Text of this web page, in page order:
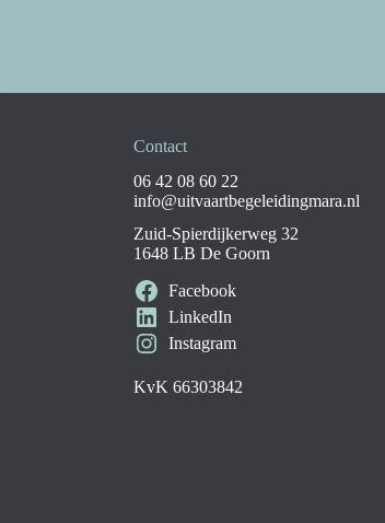
Contact
06 42 08 60 22
info@uitvaartbegeleidingmara.nl
Zuid-Spierdijkerweg 32
1648 LB De Goorn
Facebook
LinkedIn
Instagram
KvK 66303842